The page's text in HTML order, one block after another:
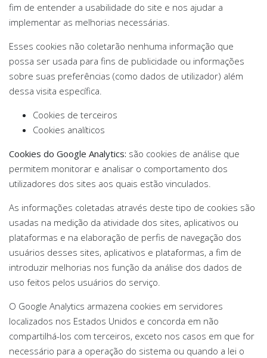
fim de entender a usabilidade do site e nos ajudar a
implementar as melhorias necessárias.
Esses cookies não coletarão nenhuma informação que
possa ser usada para fins de publicidade ou informações
sobre suas preferências (como dados de utilizador) além
dessa visita específica.
Cookies de terceiros
Cookies analíticos
Cookies do Google Analytics: são cookies de análise que
permitem monitorar e analisar o comportamento dos
utilizadores dos sites aos quais estão vinculados.
As informações coletadas através deste tipo de cookies são
usadas na medição da atividade dos sites, aplicativos ou
plataformas e na elaboração de perfis de navegação dos
usuários desses sites, aplicativos e plataformas, a fim de
introduzir melhorias nos função da análise dos dados de
uso feitos pelos usuários do serviço.
O Google Analytics armazena cookies em servidores
localizados nos Estados Unidos e concorda em não
compartilhá-los com terceiros, exceto nos casos em que for
necessário para a operação do sistema ou quando a lei o